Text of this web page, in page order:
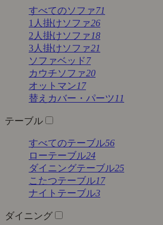
すべてのソファ71
1人掛けソファ26
2人掛けソファ 18
3人掛けソファ21
ソファベッド7
カウチソファ20
オットマン17
替えカバー・パーツ 11
テーブル
すべてのテーブル56
ローテーブル24
ダイニングテーブル25
こたつテーブル17
ナイトテーブル3
ダイニング